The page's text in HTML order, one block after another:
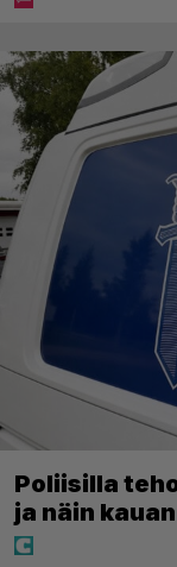
Poliisilla
ja näin